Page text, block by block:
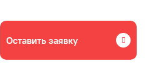
Оставить заявку